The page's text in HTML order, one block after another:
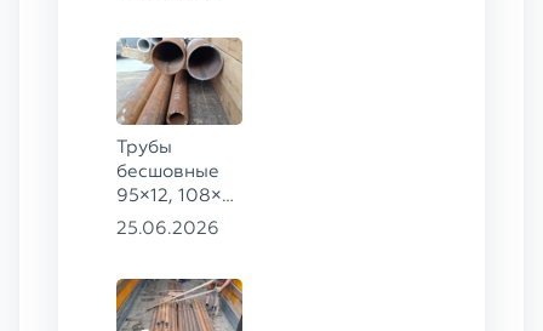
Трубы
бесшовные
95×12, 108×6,
159×32,
09Г2С
25.06.2026